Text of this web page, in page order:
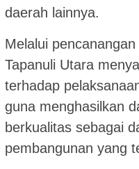
daerah lainnya.
Melalui
Tapanuli Utara
terhadap
guna menghasilkan
berkualitas sebagai
pembangunan yang